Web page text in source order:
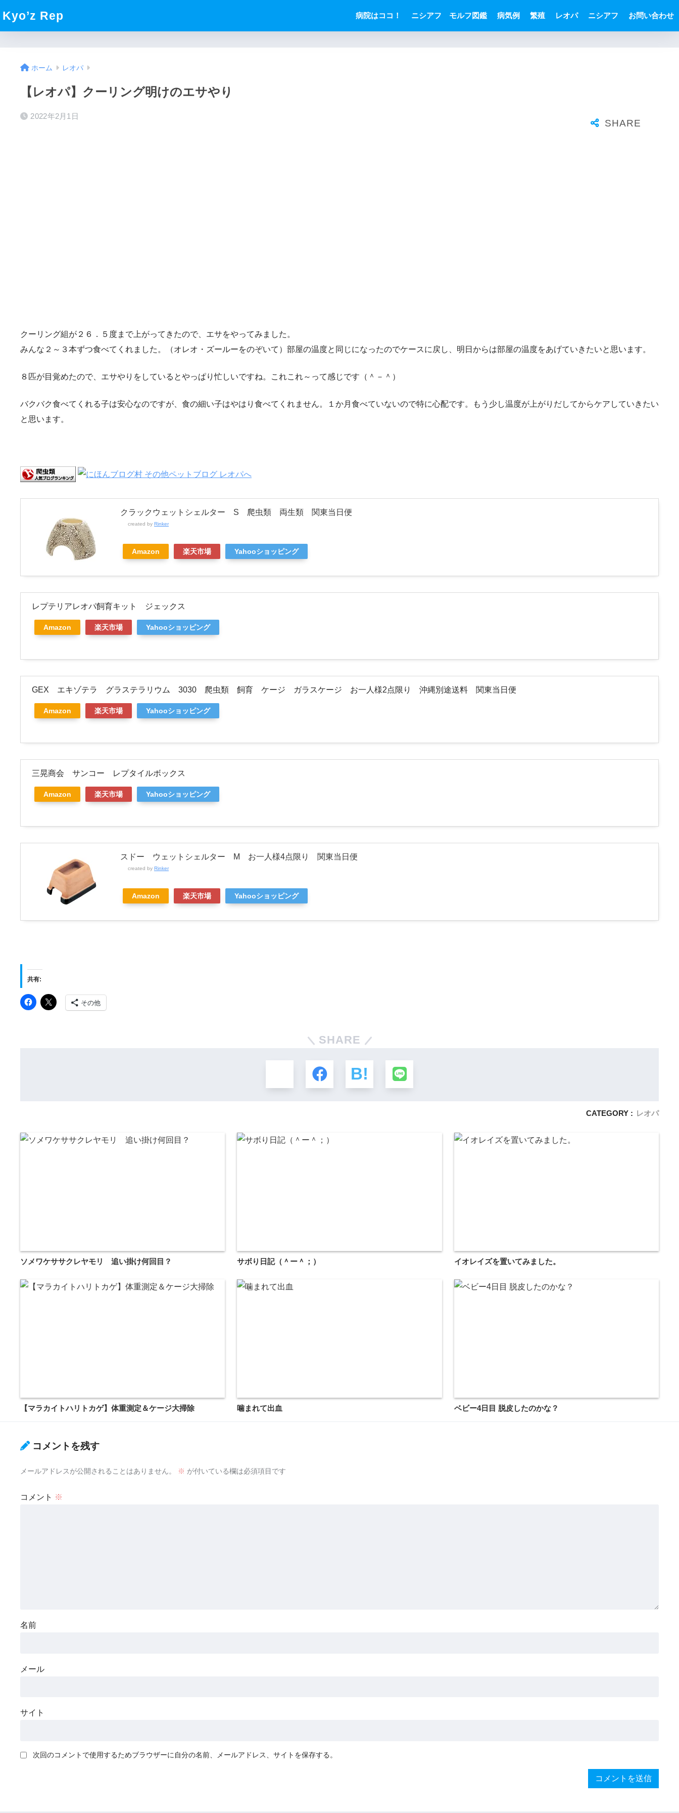
Kyo’z Rep 病院はココ！ ニシアフ モルフ図鑑 病気例 繁殖 レオパ ニシアフ お問い合わせ
ホーム レオパ
【レオパ】クーリング明けのエサやり
2022年2月1日
クーリング組が２６．５度まで上がってきたので、エサをやってみました。
みんな２～３本ずつ食べてくれました。（オレオ・ズールーをのぞいて）部屋の温度と同じになったのでケースに戻し、明日からは部屋の温度をあげていきたいと思います。
８匹が目覚めたので、エサやりをしているとやっぱり忙しいですね。これこれ～って感じです（＾－＾）
バクバク食べてくれる子は安心なのですが、食の細い子はやはり食べてくれません。１か月食べていないので特に心配です。もう少し温度が上がりだしてからケアしていきたい
と思います。
クラックウェットシェルター S 爬虫類 両生類 関東当日便
created by Rinker
Amazon 楽天市場 Yahooショッピング
レプテリアレオパ飼育キット ジェックス
Amazon 楽天市場 Yahooショッピング
GEX エキゾテラ グラステラリウム 3030 爬虫類 飼育 ケージ ガラスケージ お一人様2点限り 沖縄別途送料 関東当日便
Amazon 楽天市場 Yahooショッピング
三晃商会 サンコー レプタイルボックス
Amazon 楽天市場 Yahooショッピング
スドー ウェットシェルター M お一人様4点限り 関東当日便
created by Rinker
Amazon 楽天市場 Yahooショッピング
共有:
その他
SHARE
CATEGORY : レオパ
ソメワケササクレヤモリ 追い掛け何回目？ サボり日記（＾ー＾；） イオレイズを置いてみました。
【マラカイトハリトカゲ】体重測定＆ケージ大掃除 噛まれて出血 ベビー4日目 脱皮したのかな？
コメントを残す
メールアドレスが公開されることはありません。 ※ が付いている欄は必須項目です
コメント ※
名前
メール
サイト
次回のコメントで使用するためブラウザーに自分の名前、メールアドレス、サイトを保存する。